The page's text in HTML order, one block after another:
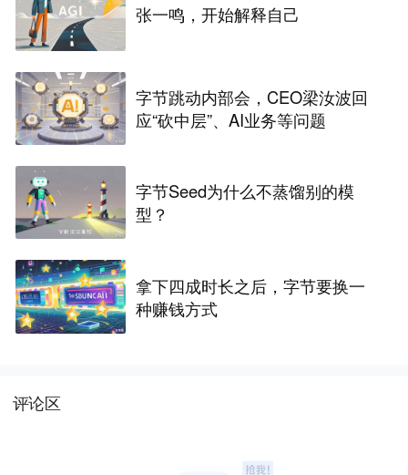
张一鸣，开始解释自己
字节跳动内部会，CEO梁汝波回
应“砍中层”、AI业务等问题
字节Seed为什么不蒸馏别的模
型？
拿下四成时长之后，字节要换一
种赚钱方式
评论区